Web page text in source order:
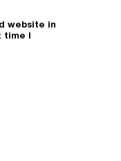
website in
time I